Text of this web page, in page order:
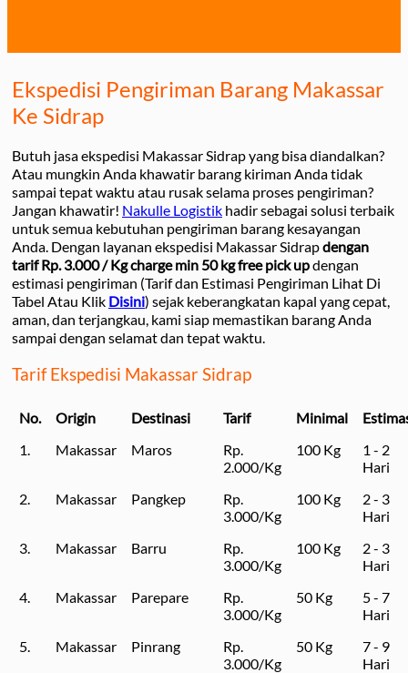
Ekspedisi Pengiriman Barang Makassar
Ke Sidrap
Butuh jasa ekspedisi Makassar Sidrap yang bisa diandalkan?
Atau mungkin Anda khawatir barang kiriman Anda tidak
sampai tepat waktu atau rusak selama proses pengiriman?
Jangan khawatir! Nakulle Logistik hadir sebagai solusi terbaik
untuk semua kebutuhan pengiriman barang kesayangan
Anda. Dengan layanan ekspedisi Makassar Sidrapdengan
tarif Rp. 3.000 / Kg charge min 50 kg free pick updengan
estimasi pengiriman (Tarif dan Estimasi Pengiriman Lihat Di
Tabel Atau Klik Disini) sejak keberangkatan kapal yang cepat,
aman, dan terjangkau, kami siap memastikan barang Anda
sampai dengan selamat dan tepat waktu.
Tarif Ekspedisi Makassar Sidrap
No. Origin Destinasi Tarif Minimal
1.
Makassar Maros
Rp.
2.000/Kg
100 Kg
1 - 2
Hari
2.
Makassar Pangkep
Rp.
3.000/Kg
100 Kg
2 - 3
Hari
3.
Makassar Barru
Rp.
3.000/Kg
100 Kg
2 - 3
Hari
4.
Makassar Parepare
Rp.
3.000/Kg
50 Kg
5 - 7
Hari
5.
Makassar Pinrang
Rp.
3.000/Kg
50 Kg
7 - 9
Hari